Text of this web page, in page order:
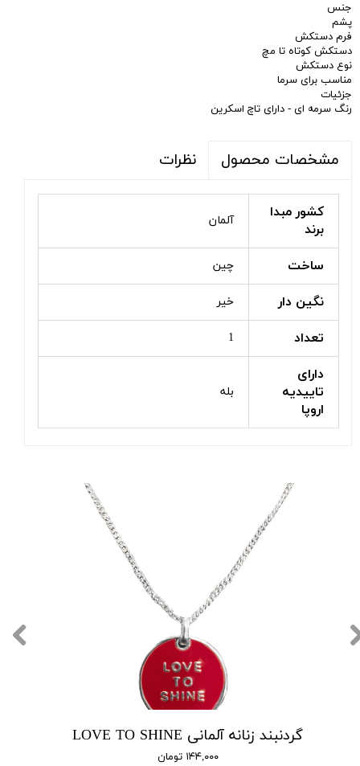
جنس
پشم
فرم دستکش
دستکش کوتاه تا مچ
نوع دستکش
مناسب برای سرما
جزئیات
رنگ سرمه ای - دارای تاچ اسکرین
مشخصات محصول نظرات
کشور مبدا
برند
آلمان
ساخت چین
نگین دار خیر
تعداد 1
دارای
تاییدیه
اروپا
بله
گردنبند زنانه آلمانی LOVE TO SHINE
۱۴۴,۰۰۰ تومان